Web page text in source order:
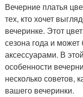
Вечерние платья
тех, кто хочет
вечеринке. Этот
сезона года и может
аксессуарами. В
особенности
несколько советов,
вашего вечеринки.